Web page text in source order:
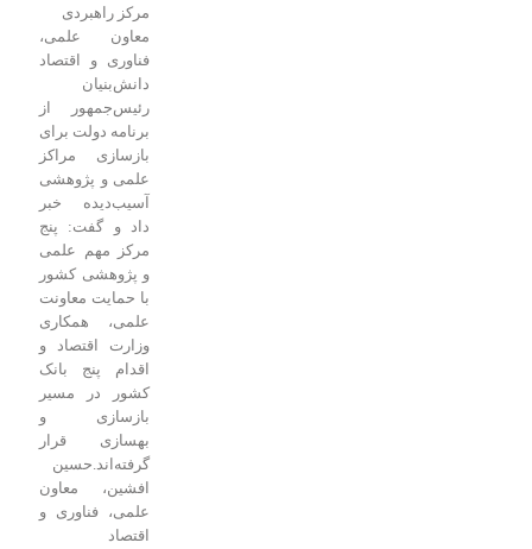
مرکز راهبردی
معاون علمی،
فناوری و اقتصاد
رئیس‌جمهور از
برنامه دولت برای
بازسازی مراکز
علمی و پژوهشی
آسیب‌دیده خبر
داد و گفت: پنج
مرکز مهم علمی
و پژوهشی کشور
با حمایت معاونت
علمی، همکاری
وزارت اقتصاد و
اقدام پنج بانک‌
کشور در مسیر
بازسازی و
بهسازی قرار
حسین
افشین، معاون
علمی، فناوری و